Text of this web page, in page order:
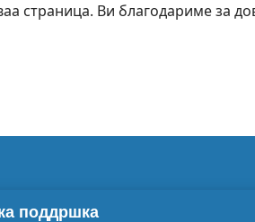
страница. Ви благодариме за
поддршка